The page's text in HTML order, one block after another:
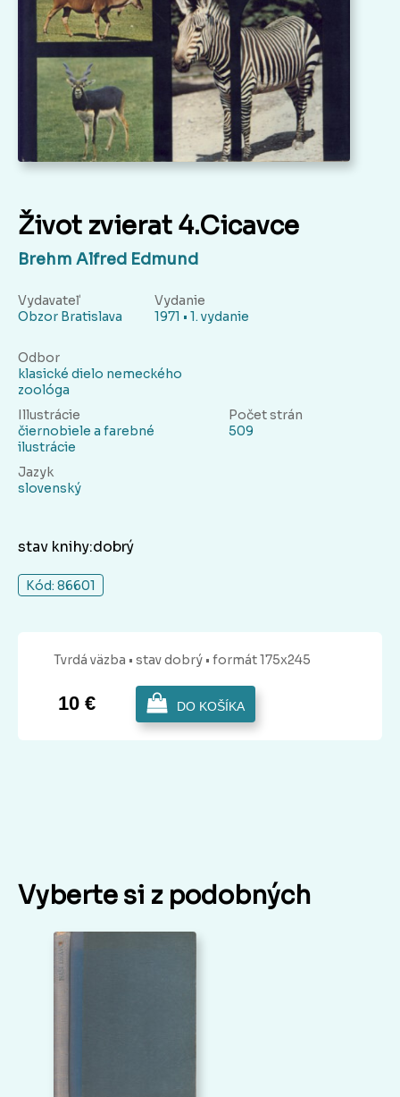
Život zvierat 4.Cicavce
Brehm Alfred Edmund
Vydavateľ
Obzor Bratislava
Vydanie
1971 • 1. vydanie
Odbor
klasické dielo nemeckého
zoológa
Illustrácie
čiernobiele a farebné
ilustrácie
Počet strán
509
Jazyk
slovenský
stav knihy:dobrý
Kód: 86601
Tvrdá väzba • stav dobrý • formát 175x245
10 € DO KOŠÍKA
Vyberte si z podobných